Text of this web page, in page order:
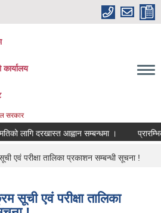
कार्यालय
सरकार
लागि दरखास्त आह्वान सम्बन्धमा । प्रारम्भिक
एवं परीक्षा तालिका प्रकाशन सम्बन्धी सूचना !
सूची एवं परीक्षा तालिका